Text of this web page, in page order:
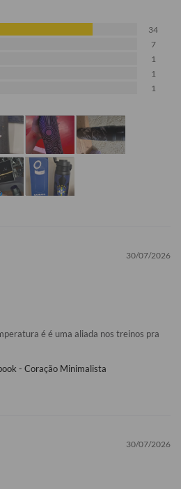
34
7
1
1
1
30/07/2026
é é uma aliada nos treinos pra
- Coração Minimalista
30/07/2026